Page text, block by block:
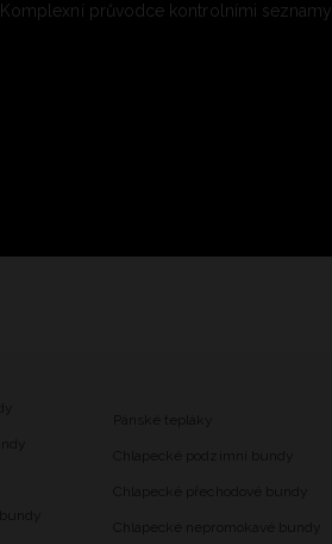
Komplexní průvodce kontrolními seznamy